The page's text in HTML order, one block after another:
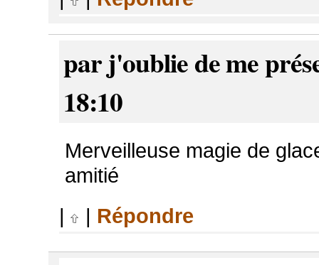
par j'oublie de me
18:10
Merveilleuse magie de
amitié
|
| Répondre